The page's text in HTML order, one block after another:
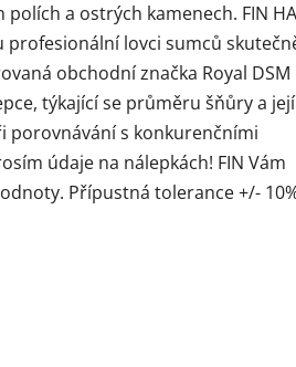
a ostrých kamenech. FIN
profesionální lovci sumců
obchodní značka Royal DSM
týkající se průměru šňůry a její
porovnávání s konkurenčními
údaje na nálepkách! FIN Vám
Přípustná tolerance +/-